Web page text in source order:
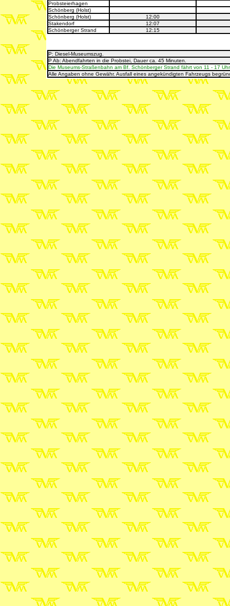
Probsteierhagen
Schönberg (Holst)
Schönberg (Holst)
12:00
Stakendorf
12:07
Schönberger Strand
12:15
P: Diesel-Museumszug
P Ab: Abendfahrten in die Probstei, Dauer ca. 45 Minuten.
Die Museums-Straßenbahn am Bf. Schönberger Strand fährt von 11 - 17
Alle Angaben ohne Gewähr. Ausfall eines angekündigten Fahrzeugs